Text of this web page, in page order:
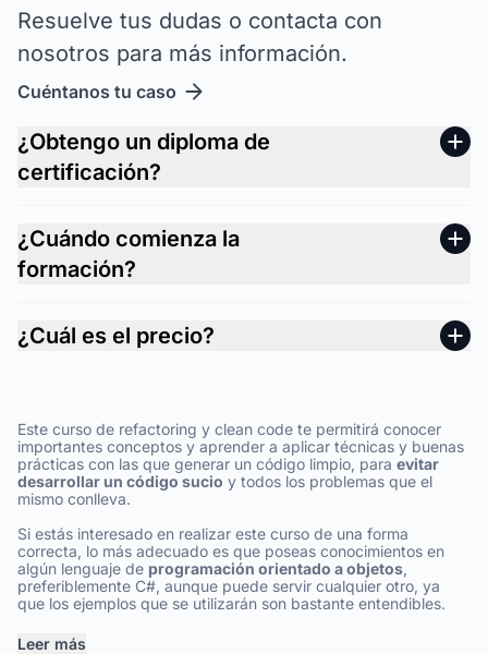
Resuelve tus dudas o contacta con
nosotros para más información.
Cuéntanos tu caso
¿Obtengo un diploma de
certificación?
¿Cuándo comienza la
formación?
¿Cuál es el precio?
Este curso de refactoring y clean code te permitirá conocer
importantes conceptos y aprender a aplicar técnicas y buenas
prácticas con las que generar un código limpio, para evitar
desarrollar un código sucio y todos los problemas que el
mismo conlleva.
Si estás interesado en realizar este curso de una forma
correcta, lo más adecuado es que poseas conocimientos en
algún lenguaje de programación orientado a objetos,
preferiblemente C#, aunque puede servir cualquier otro, ya
que los ejemplos que se utilizarán son bastante entendibles.
Leer más